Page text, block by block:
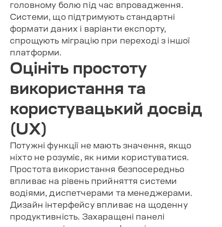
головному болю під час впровадження.
Системи, що підтримують стандартні
формати даних і варіанти експорту,
спрощують міграцію при переході з іншої
платформи.
Оцініть простоту
використання та
користувацький досвід
(UX)
Потужні функції не мають значення, якщо
ніхто не розуміє, як ними користуватися.
Простота використання безпосередньо
впливає на рівень прийняття системи
водіями, диспетчерами та менеджерами.
Дизайн інтерфейсу впливає на щоденну
продуктивність. Захаращені панелі